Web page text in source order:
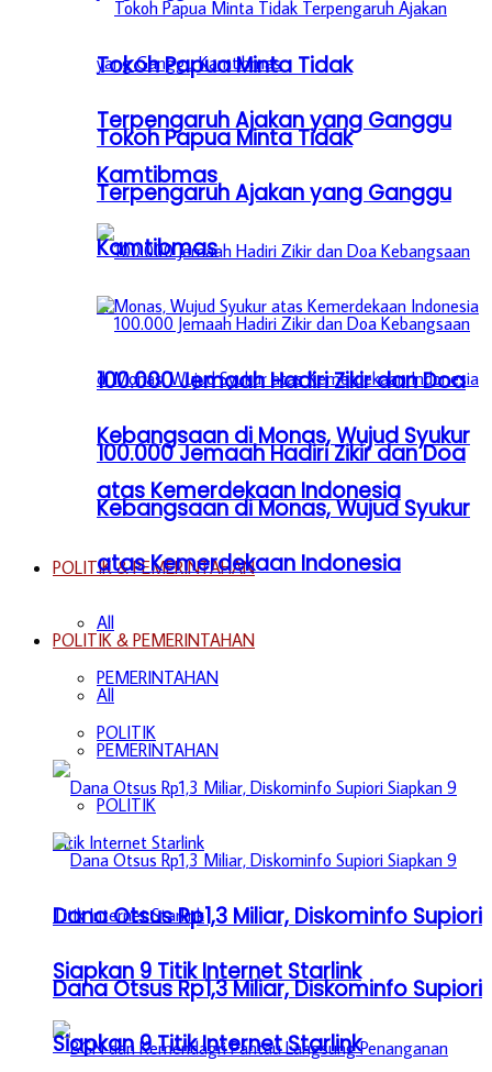
Tokoh Papua Minta Tidak
Terpengaruh Ajakan yang Ganggu
Kamtibmas
100.000 Jemaah Hadiri Zikir dan Doa
Kebangsaan di Monas, Wujud Syukur
atas Kemerdekaan Indonesia
POLITIK & PEMERINTAHAN
All
PEMERINTAHAN
POLITIK
Dana Otsus Rp1,3 Miliar, Diskominfo Supiori
Siapkan 9 Titik Internet Starlink
Tokoh Papua Minta Tidak
Terpengaruh Ajakan yang Ganggu
Kamtibmas
100.000 Jemaah Hadiri Zikir dan Doa
Kebangsaan di Monas, Wujud Syukur
atas Kemerdekaan Indonesia
POLITIK & PEMERINTAHAN
All
PEMERINTAHAN
POLITIK
Dana Otsus Rp1,3 Miliar, Diskominfo Supiori
Siapkan 9 Titik Internet Starlink